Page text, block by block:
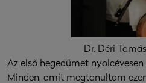
Dr. Déri
Az első hegedűmet
Minden, amit megtanultam